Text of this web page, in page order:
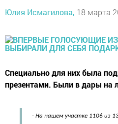
Юлия Исмагилова, 18 марта
Специально для них была
презентами. Были в дары на
- На нашем участке 1106 из